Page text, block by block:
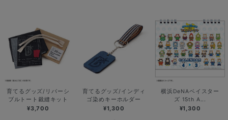
育てるグッズ/リバーシ
ブルトート裁縫キット
¥3,700
育てるグッズ/インディ
ゴ染めキーホルダー
¥1,300
横浜DeNAベイスター
ズ 15th A...
¥1,300